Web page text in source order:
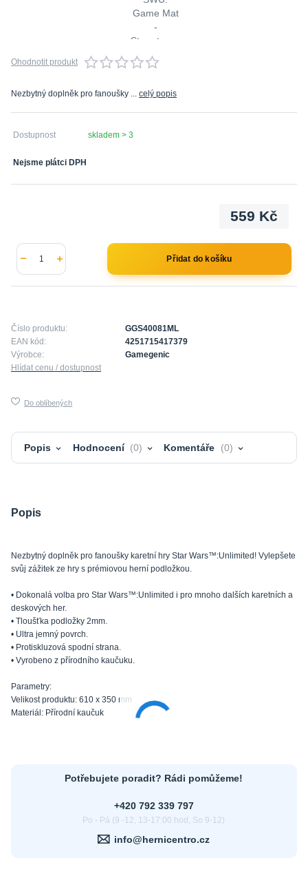
Ohodnotit produkt
Nezbytný doplněk pro fanoušky ... celý popis
Dostupnost skladem > 3
Nejsme plátci DPH
559 Kč
Přidat do košíku
Číslo produktu:
GGS40081ML
EAN kód:
4251715417379
Výrobce:
Gamegenic
Hlídat cenu / dostupnost
Do oblíbených
Popis Hodnocení 0 Komentáře 0
Popis
Nezbytný doplněk pro fanoušky karetní hry Star Wars™:Unlimited! Vylepšete
svůj zážitek ze hry s prémiovou herní podložkou.
• Dokonalá volba pro Star Wars™:Unlimited i pro mnoho dalších karetních a
deskových her.
• Tloušťka podložky 2mm.
• Ultra jemný povrch.
• Protiskluzová spodní strana.
• Vyrobeno z přírodního kaučuku.
Parametry:
Velikost produktu: 610 x 350 mm
Materiál: Přírodní kaučuk
Potřebujete poradit? Rádi pomůžeme!
+420 792 339 797
Po - Pá (9 -12, 13-17:00 hod, So 9-12)
info@hernicentro.cz